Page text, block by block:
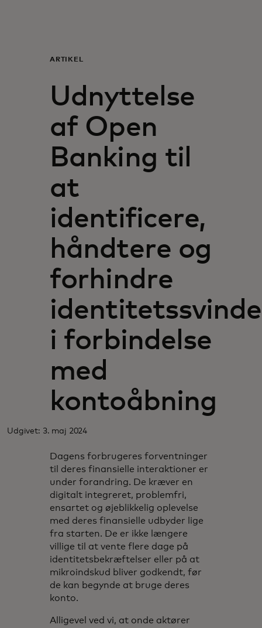
Til virksomheder
Til hele verden
Til innovatører
Nyheder og trends
ARTIKEL
Udnyttelse
af Open
Banking til
at
identificere,
håndtere og
forhindre
i forbindelse
med
kontoåbning
Udgivet: 3. maj 2024
Dagens forbrugeres forventninger
til deres finansielle interaktioner er
under forandring. De kræver en
digitalt integreret, problemfri,
ensartet og øjeblikkelig oplevelse
med deres finansielle udbyder lige
fra starten. De er ikke længere
villige til at vente flere dage på
identitetsbekræftelser eller på at
mikroindskud bliver godkendt, før
de kan begynde at bruge deres
konto.
Alligevel ved vi, at onde aktører